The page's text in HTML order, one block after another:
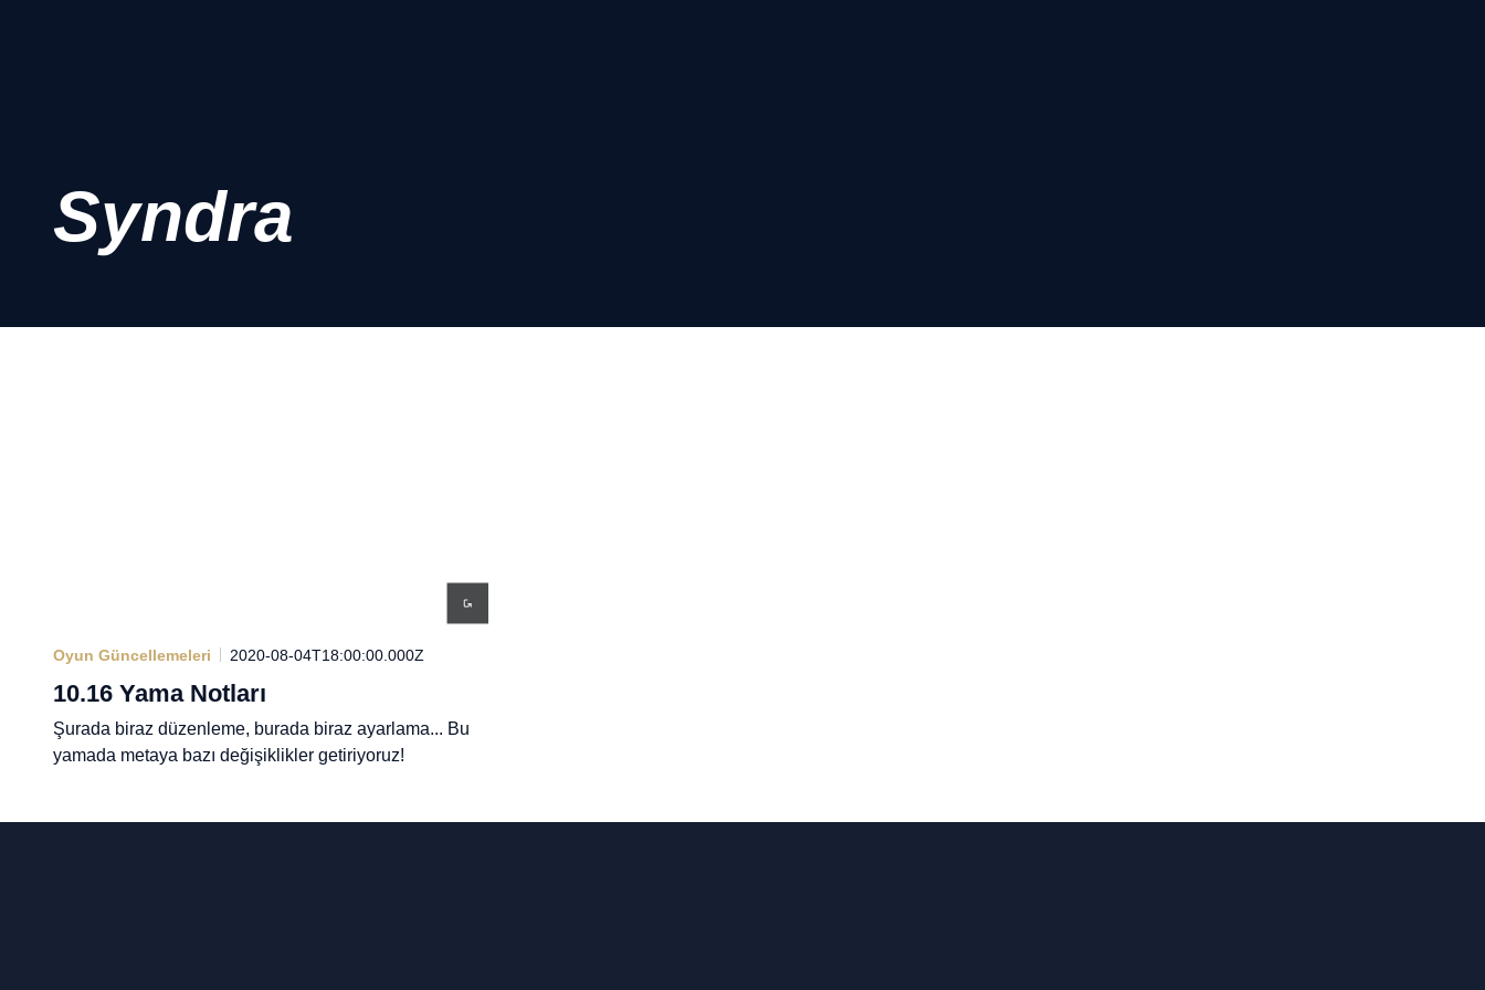
Syndra
Oyun Güncellemeleri 2020-08-04T18:00:00.000Z
10.16 Yama Notları
Şurada biraz düzenleme, burada biraz ayarlama... Bu
yamada metaya bazı değişiklikler getiriyoruz!